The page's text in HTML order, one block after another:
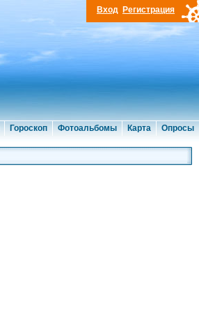
Гороскоп Фотоальбомы Карта Опросы
Вход Регистрация